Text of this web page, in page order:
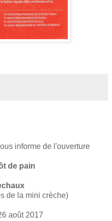
informe de l'ouverture
de pain
de la mini crèche)
août 2017